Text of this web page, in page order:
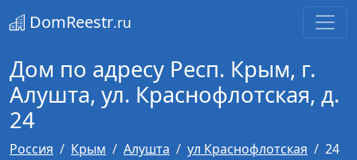
DomReestr.ru
Дом по адресу Респ. Крым, г.
Алушта, ул. Краснофлотская, д.
24
Россия Крым Алушта ул Краснофлотская
24